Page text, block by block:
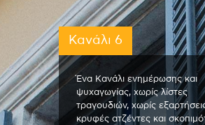
Κανάλι 6
Ένα Κανάλι ενημέρωσης και
ψυχαγωγίας, χωρίς λίστες
τραγουδιών, χωρίς
κρυφές ατζέντες και